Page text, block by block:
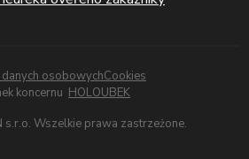
danych osobowychCookies
koncernu HOLOUBEK
Wszelkie prawa zastrzeżone.